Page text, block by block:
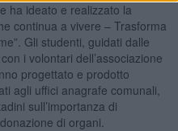
ha ideato e realizzato la
continua a vivere – Trasforma
Gli studenti, guidati dalle
i volontari dell’associazione
progettato e prodotto
agli uffici anagrafe comunali,
sull’importanza di
di organi.